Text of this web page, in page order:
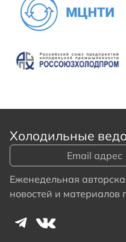
Холодильные
Еженедельная
новостей и материалов